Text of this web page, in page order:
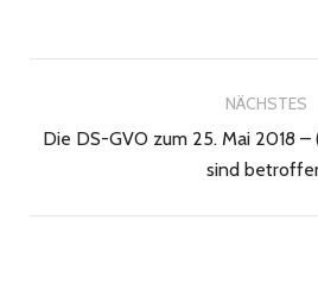
NÄCHSTES
Die DS-GVO zum 25. Mai 2018
sind